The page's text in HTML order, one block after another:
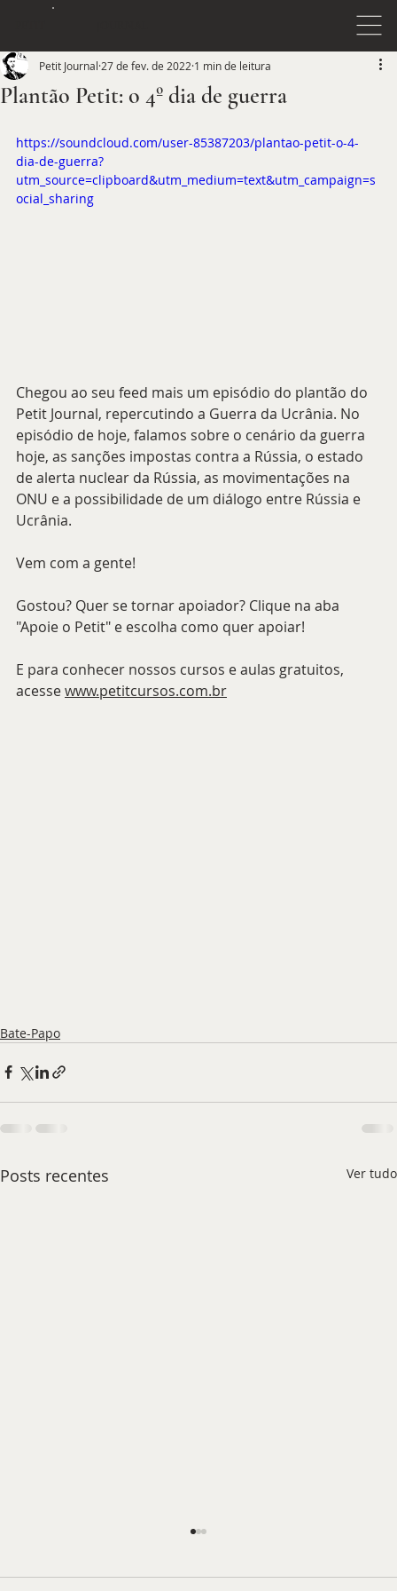
Plantão Petit: o 4º dia de guerra
Petit Journal 27 de fev. de 2022 1 min de leitura
https://soundcloud.com/user-85387203/plantao-petit-o-4-
dia-de-guerra?
utm_source=clipboard&utm_medium=text&utm_campaign=s
ocial_sharing
Chegou ao seu feed mais um episódio do plantão do
Petit Journal, repercutindo a Guerra da Ucrânia. No
episódio de hoje, falamos sobre o cenário da guerra
hoje, as sanções impostas contra a Rússia, o estado
de alerta nuclear da Rússia, as movimentações na
ONU e a possibilidade de um diálogo entre Rússia e
Ucrânia.
Vem com a gente!
Gostou? Quer se tornar apoiador? Clique na aba
"Apoie o Petit" e escolha como quer apoiar!
E para conhecer nossos cursos e aulas gratuitos,
acesse www.petitcursos.com.br
Bate-Papo
Posts recentes Ver tudo